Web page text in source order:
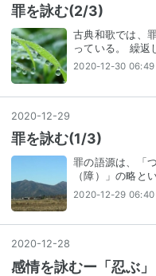
罪を詠む(2/3)
古典和歌では、
っている。 繰返
2020-12-30 06:49
2020-12-29
罪を詠む(1/3)
罪の語源は、「
（障）」の略と
2020-12-29 06:40
2020-12-28
感情を詠むー「忍ぶ